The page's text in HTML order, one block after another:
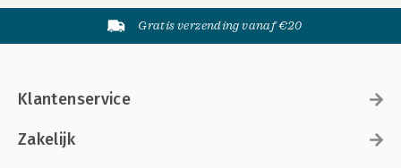
Gratis verzending vanaf €20
Klantenservice
Zakelijk